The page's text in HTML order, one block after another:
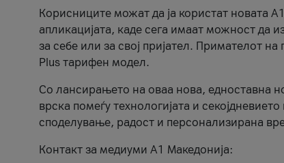
Корисниците можат да ја користат новата
апликацијата, каде сега имаат можност да
за себе или за свој пријател. Примателот
Plus тарифен модел.
Со лансирањето на оваа нова, едноставна
врска помеѓу технологијата и
споделување, радост и персонализирана
Контакт за медиуми А1 Македонија: